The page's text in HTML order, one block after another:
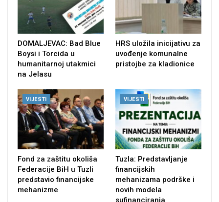
DOMALJEVAC: Bad Blue
Boysi i Torcida u
humanitarnoj utakmici
na Jelasu
HRS uložila inicijativu za
uvođenje komunalne
pristojbe za kladionice
VIJESTI
Fond za zaštitu okoliša
Federacije BiH u Tuzli
predstavio financijske
mehanizme
VIJESTI
Tuzla: Predstavljanje
financijskih
mehanizama podrške i
novih modela
sufinanciranja